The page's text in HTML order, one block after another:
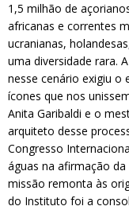
1,5 milhão de
africanas e correntes
ucranianas,
uma diversidade rara.
nesse cenário exigiu o
ícones que nos
Anita Garibaldi e o
arquiteto desse
Congresso
águas na afirmação
missão remonta às
do Instituto foi a